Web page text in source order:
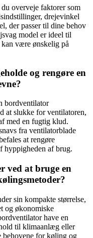
overveje faktorer som
drejevinkel
der passer til dine behov
model er ideel til
være ønskelig på
og rengøre en
bordventilator
at slukke for ventilatoren,
med en fugtig klud.
fra ventilatorblade
at rengøre
hyppigheden af brug.
ved at bruge en
sin kompakte størrelse,
og økonomiske
have en
til klimaanlæg eller
behovene for køling og